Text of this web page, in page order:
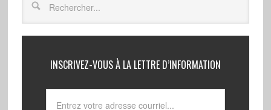
INSCRIVEZ-VOUS À LA LETTRE D’INFORMATION